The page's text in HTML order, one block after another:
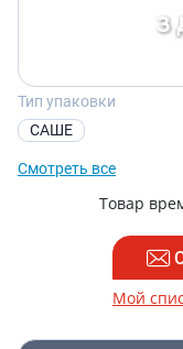
Тип упаковки
САШЕ
Смотреть все
Товар
Мой